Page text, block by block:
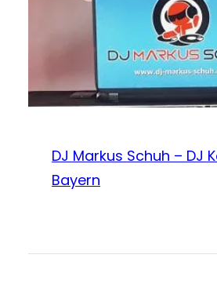
DJ Markus Schuh – DJ
Bayern